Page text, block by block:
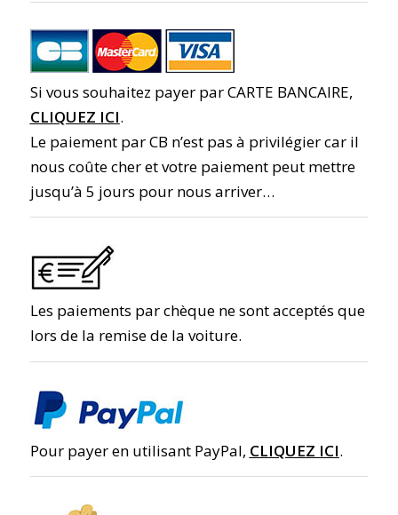
Si vous souhaitez payer par CARTE BANCAIRE,
CLIQUEZ ICI.
Le paiement par CB n’est pas à privilégier car il
nous coûte cher et votre paiement peut mettre
jusqu’à 5 jours pour nous arriver…
Les paiements par chèque ne sont acceptés que
lors de la remise de la voiture.
Pour payer en utilisant PayPal, CLIQUEZ ICI.